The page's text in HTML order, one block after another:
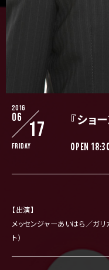
2016
06
17
Friday
『ショ
OPEN
【出演】
メッセンジャーあいはら／ガ
ト）